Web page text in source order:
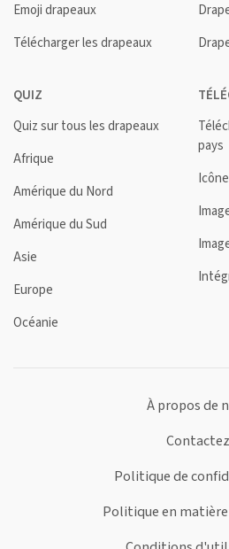
Emoji drapeaux
Télécharger les drapeaux
QUIZ
Quiz sur tous les drapeaux
Afrique
Amérique du Nord
Amérique du Sud
Asie
Europe
Océanie
pays
À propos de
Contactez
Politique de
Politique en